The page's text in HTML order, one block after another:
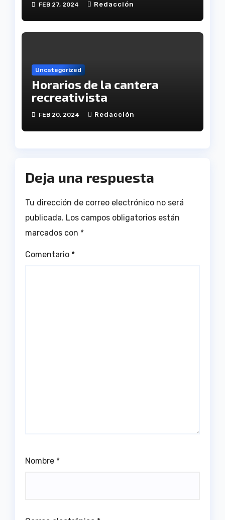
FEB 27, 2024 Redacción
Uncategorized
Horarios de la cantera
recreativista
FEB 20, 2024 Redacción
Deja una respuesta
Tu dirección de correo electrónico no será
publicada. Los campos obligatorios están
marcados con *
Comentario *
Nombre *